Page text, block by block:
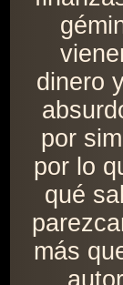
dinero
por
por lo
qué
más